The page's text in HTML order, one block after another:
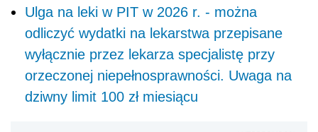
Ulga na leki w PIT w 2026 r. - można
odliczyć wydatki na lekarstwa przepisane
wyłącznie przez lekarza specjalistę przy
orzeczonej niepełnosprawności. Uwaga na
dziwny limit 100 zł miesiącu